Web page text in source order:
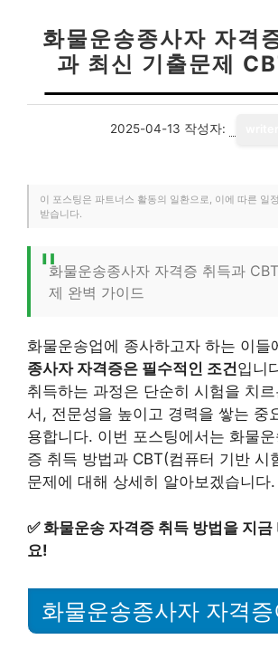
화물운송종사자 자격
과 최신 기출문제
2025-04-13 작성자:
이 포스팅은 파트너스 활동의 일환으로, 이에 따른 일
받습니다.
화물운송종사자 자격증 취득과
제 완벽 가이드
화물운송업에 종사하고자 하는 이들
종사자 자격증은 필수적인 조건입니
취득하는 과정은 단순히 시험을 치
서, 전문성을 높이고 경력을 쌓는 중
용합니다. 이번 포스팅에서는 화물
증 취득 방법과 CBT(컴퓨터 기반 시
문제에 대해 상세히 알아보겠습니다.
✅화물운송 자격증 취득 방법을 지금
요!
화물운송종사자 자격